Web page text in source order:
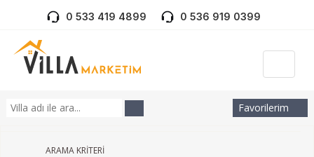
0 533 419 4899 0 536 919 0399
Favorilerim
ARAMA KRİTERİ